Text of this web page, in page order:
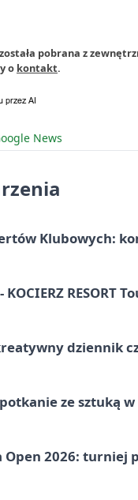
pobrana z
o kontakt.
News
Klubowych:
- KOCIERZ
dziennik
ze sztuką
Open 2026: turniej